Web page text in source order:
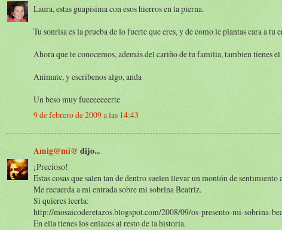
Laura, estas guapisima con esos hierros en la pierna.
Tu sonrisa es la prueba de lo fuerte que eres, y de como le plantas cara a tu
Ahora que te conocemos, además del cariño de tu familia, tambien tienes
Animate, y escribenos algo, anda
Un beso muy fueeeeeeerte
9 de febrero de 2009 a las 14:43
Amig@mi@ dijo...
¡Precioso!
Estas cosas que salen tan de dentro suelen llevar un montón de sentimiento
Me recuerda a mi entrada sobre mi sobrina Beatriz.
Si quieres leerla:
http://mosaicoderetazos.blogspot.com/2008/09/os-presento-mi-sobrina-
En ella tienes los enlaces al resto de la historia.